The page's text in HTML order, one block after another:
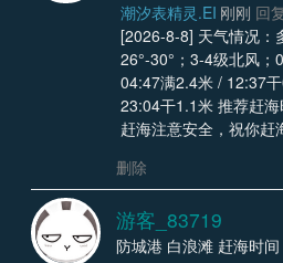
潮汐表精灵.EI 刚刚 回
[2026-8-8] 天气情况：
26°-30°；3-4级北风；
04:47满2.4米 / 12:37
23:04干1.1米 推荐赶
赶海注意安全，祝你赶
删除
游客_83719
防城港 白浪滩 赶海时间